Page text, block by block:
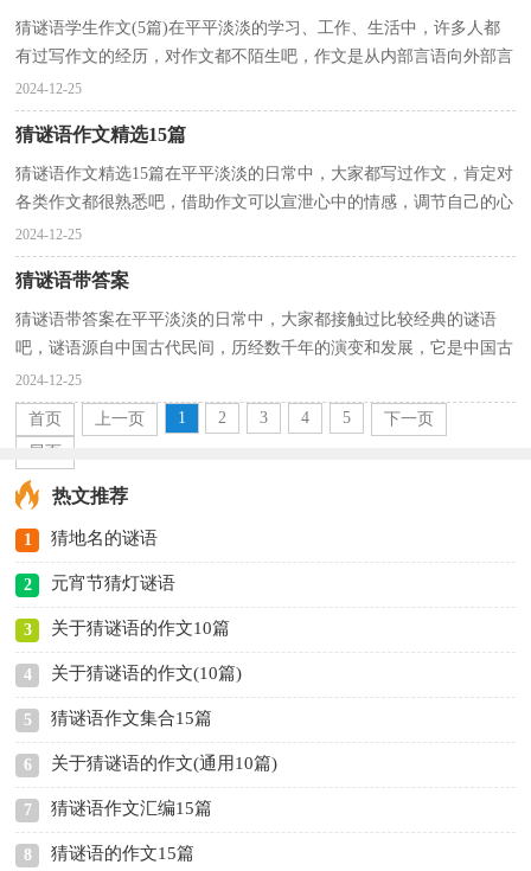
猜谜语学生作文(5篇)在平平淡淡的学习、工作、生活中，许多人都
有过写作文的经历，对作文都不陌生吧，作文是从内部言语向外部言
语的过渡，即从经过压缩的简要的、自己能明白的语言，...
2024-12-25
猜谜语作文精选15篇
猜谜语作文精选15篇在平平淡淡的日常中，大家都写过作文，肯定对
各类作文都很熟悉吧，借助作文可以宣泄心中的情感，调节自己的心
情。那么问题来了，到底应如何写一篇优秀的作文呢？下面...
2024-12-25
猜谜语带答案
猜谜语带答案在平平淡淡的日常中，大家都接触过比较经典的谜语
吧，谜语源自中国古代民间，历经数千年的演变和发展，它是中国古
代劳动人民集体智慧创造的文化产物。你还记得哪些谜语...
2024-12-25
首页 上一页 1 2 3 4 5
下一页
尾页
热文推荐
1 猜地名的谜语
2 元宵节猜灯谜语
3 关于猜谜语的作文10篇
4 关于猜谜语的作文(10篇)
5 猜谜语作文集合15篇
6 关于猜谜语的作文(通用10篇)
7 猜谜语作文汇编15篇
8 猜谜语的作文15篇